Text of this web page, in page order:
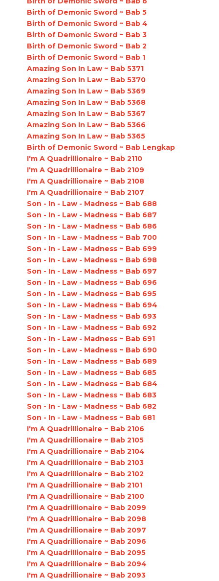
Birth of Demonic Sword ~ Bab 5
Birth of Demonic Sword ~ Bab 4
Birth of Demonic Sword ~ Bab 3
Birth of Demonic Sword ~ Bab 2
Birth of Demonic Sword ~ Bab 1
Amazing Son In Law ~ Bab 5371
Amazing Son In Law ~ Bab 5370
Amazing Son In Law ~ Bab 5369
Amazing Son In Law ~ Bab 5368
Amazing Son In Law ~ Bab 5367
Amazing Son In Law ~ Bab 5366
Amazing Son In Law ~ Bab 5365
Birth of Demonic Sword ~ Bab Lengkap
I'm A Quadrillionaire ~ Bab 2110
I'm A Quadrillionaire ~ Bab 2109
I'm A Quadrillionaire ~ Bab 2108
I'm A Quadrillionaire ~ Bab 2107
Son - In - Law - Madness ~ Bab 688
Son - In - Law - Madness ~ Bab 687
Son - In - Law - Madness ~ Bab 686
Son - In - Law - Madness ~ Bab 700
Son - In - Law - Madness ~ Bab 699
Son - In - Law - Madness ~ Bab 698
Son - In - Law - Madness ~ Bab 697
Son - In - Law - Madness ~ Bab 696
Son - In - Law - Madness ~ Bab 695
Son - In - Law - Madness ~ Bab 694
Son - In - Law - Madness ~ Bab 693
Son - In - Law - Madness ~ Bab 692
Son - In - Law - Madness ~ Bab 691
Son - In - Law - Madness ~ Bab 690
Son - In - Law - Madness ~ Bab 689
Son - In - Law - Madness ~ Bab 685
Son - In - Law - Madness ~ Bab 684
Son - In - Law - Madness ~ Bab 683
Son - In - Law - Madness ~ Bab 682
Son - In - Law - Madness ~ Bab 681
I'm A Quadrillionaire ~ Bab 2106
I'm A Quadrillionaire ~ Bab 2105
I'm A Quadrillionaire ~ Bab 2104
I'm A Quadrillionaire ~ Bab 2103
I'm A Quadrillionaire ~ Bab 2102
I'm A Quadrillionaire ~ Bab 2101
I'm A Quadrillionaire ~ Bab 2100
I'm A Quadrillionaire ~ Bab 2099
I'm A Quadrillionaire ~ Bab 2098
I'm A Quadrillionaire ~ Bab 2097
I'm A Quadrillionaire ~ Bab 2096
I'm A Quadrillionaire ~ Bab 2095
I'm A Quadrillionaire ~ Bab 2094
I'm A Quadrillionaire ~ Bab 2093